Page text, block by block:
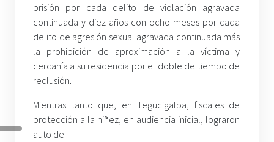
prisión por cada delito de violación agravada
continuada y diez años con ocho meses por cada
delito de agresión sexual agravada continuada más
la prohibición de aproximación a la víctima y
cercanía a su residencia por el doble de tiempo de
reclusión.
Mientras tanto que, en Tegucigalpa, fiscales de
protección a la niñez, en audiencia inicial, lograron
auto de